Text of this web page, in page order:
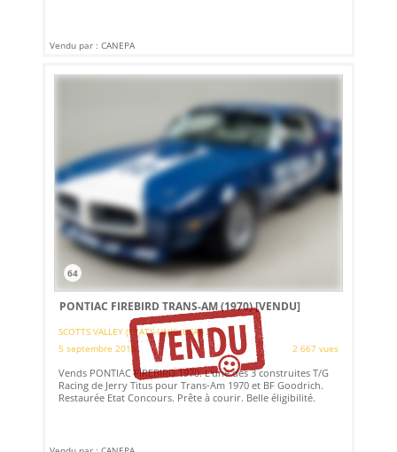
Vendu par : CANEPA
64
PONTIAC FIREBIRD TRANS-AM (1970)[VENDU]
SCOTTS VALLEY (ETATS-UNIS (USA))
5 septembre 2019
2 667 vues
Vends PONTIAC FIREBIRD 1970. L'une des 3 construites T/G
Racing de Jerry Titus pour Trans-Am 1970 et BF Goodrich.
Restaurée Etat Concours. Prête à courir. Belle éligibilité.